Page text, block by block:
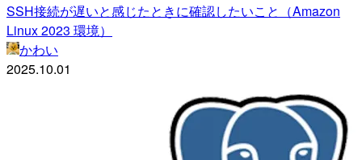
SSH接続が遅いと感じたときに確認したいこと（Amazon
Linux 2023 環境）
かわい
2025.10.01